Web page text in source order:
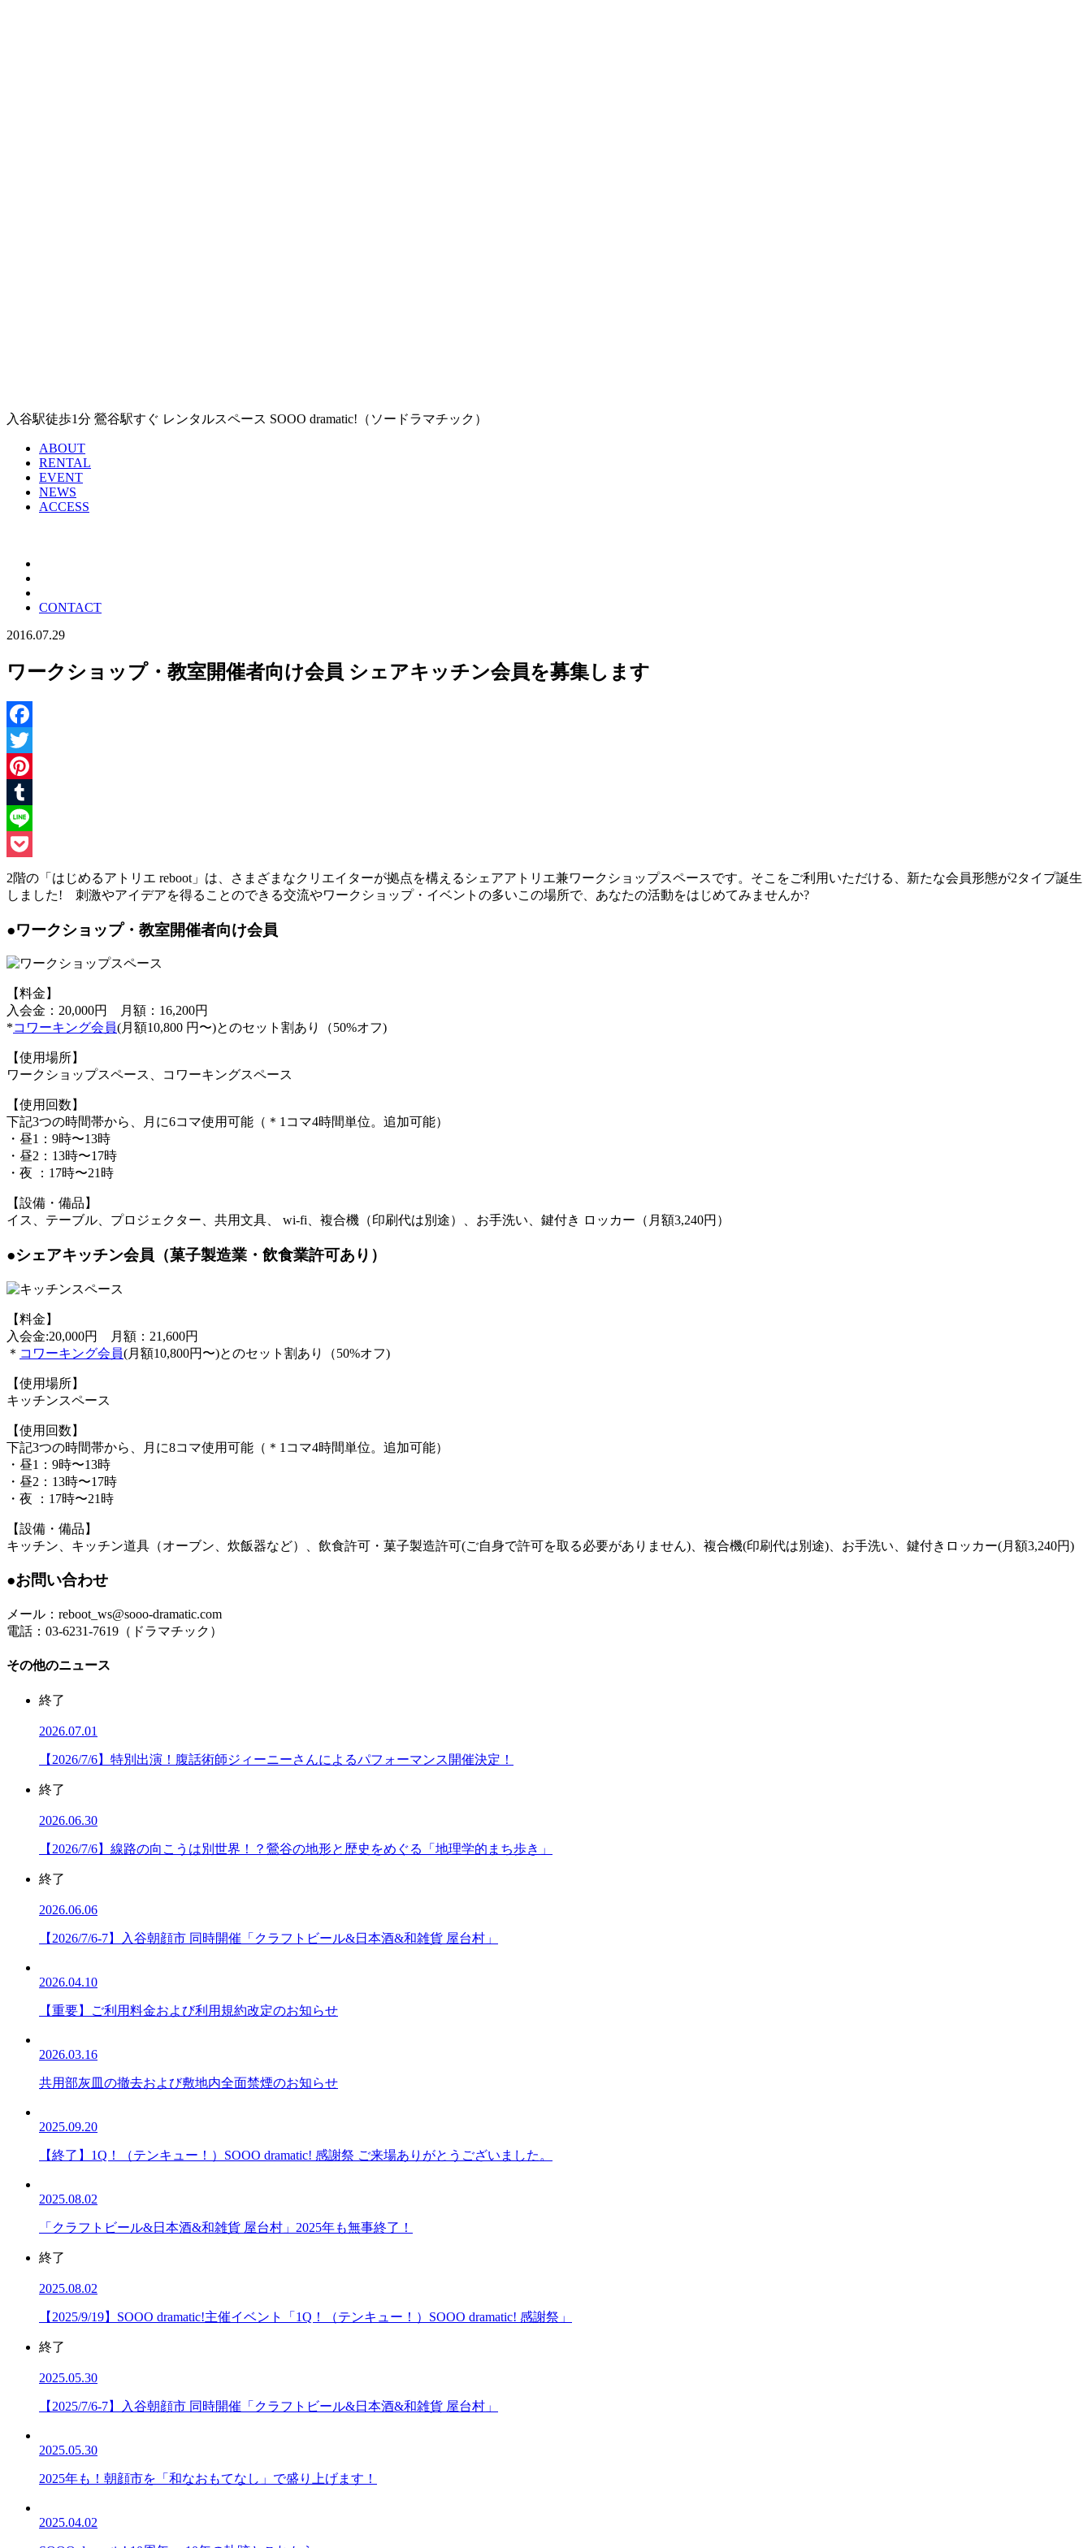
入谷駅徒歩1分 鶯谷駅すぐ レンタルスペース SOOO dramatic!（ソードラマチック）
ABOUT
RENTAL
EVENT
NEWS
ACCESS
CONTACT
2016.07.29
ワークショップ・教室開催者向け会員 シェアキッチン会員を募集します
Facebook
Twitter
Pinterest
Tumblr
Line
Pocket
2階の「はじめるアトリエ reboot」は、さまざまなクリエイターが拠点を構えるシェアアトリエ兼ワークショップスペースです。そこをご利用いただける、新たな会員形態が2タイプ誕生
しました! 刺激やアイデアを得ることのできる交流やワークショップ・イベントの多いこの場所で、あなたの活動をはじめてみませんか?
●ワークショップ・教室開催者向け会員
【料金】
入会金：20,000円 月額：16,200円
*コワーキング会員(月額10,800 円〜)とのセット割あり（50%オフ)
【使用場所】
ワークショップスペース、コワーキングスペース
【使用回数】
下記3つの時間帯から、月に6コマ使用可能（＊1コマ4時間単位。追加可能）
・昼1：9時〜13時
・昼2：13時〜17時
・夜 ：17時〜21時
【設備・備品】
イス、テーブル、プロジェクター、共用文具、 wi-fi、複合機（印刷代は別途）、お手洗い、鍵付き ロッカー（月額3,240円）
●シェアキッチン会員（菓子製造業・飲食業許可あり）
【料金】
入会金:20,000円 月額：21,600円
＊ コワーキング会員(月額10,800円〜)とのセット割あり（50%オフ)
【使用場所】
キッチンスペース
【使用回数】
下記3つの時間帯から、月に8コマ使用可能（＊1コマ4時間単位。追加可能）
・昼1：9時〜13時
・昼2：13時〜17時
・夜 ：17時〜21時
【設備・備品】
キッチン、キッチン道具（オーブン、炊飯器など）、飲食許可・菓子製造許可(ご自身で許可を取る必要がありません)、複合機(印刷代は別途)、お手洗い、鍵付きロッカー(月額3,240円)
●お問い合わせ
メール：reboot_ws@sooo-dramatic.com
電話：03-6231-7619（ドラマチック）
その他のニュース
終了
2026.07.01
【2026/7/6】特別出演！腹話術師ジィーニーさんによるパフォーマンス開催決定！
終了
2026.06.30
【2026/7/6】線路の向こうは別世界！？鶯谷の地形と歴史をめぐる「地理学的まち歩き」
終了
2026.06.06
【2026/7/6-7】入谷朝顔市 同時開催「クラフトビール&日本酒&和雑貨 屋台村」
2026.04.10
【重要】ご利用料金および利用規約改定のお知らせ
2026.03.16
共用部灰皿の撤去および敷地内全面禁煙のお知らせ
2025.09.20
【終了】1Q！（テンキュー！）SOOO dramatic! 感謝祭 ご来場ありがとうございました。
2025.08.02
「クラフトビール&日本酒&和雑貨 屋台村」2025年も無事終了！
終了
2025.08.02
【2025/9/19】SOOO dramatic!主催イベント「1Q！（テンキュー！）SOOO dramatic! 感謝祭」
終了
2025.05.30
【2025/7/6-7】入谷朝顔市 同時開催「クラフトビール&日本酒&和雑貨 屋台村」
2025.05.30
2025年も！朝顔市を「和なおもてなし」で盛り上げます！
2025.04.02